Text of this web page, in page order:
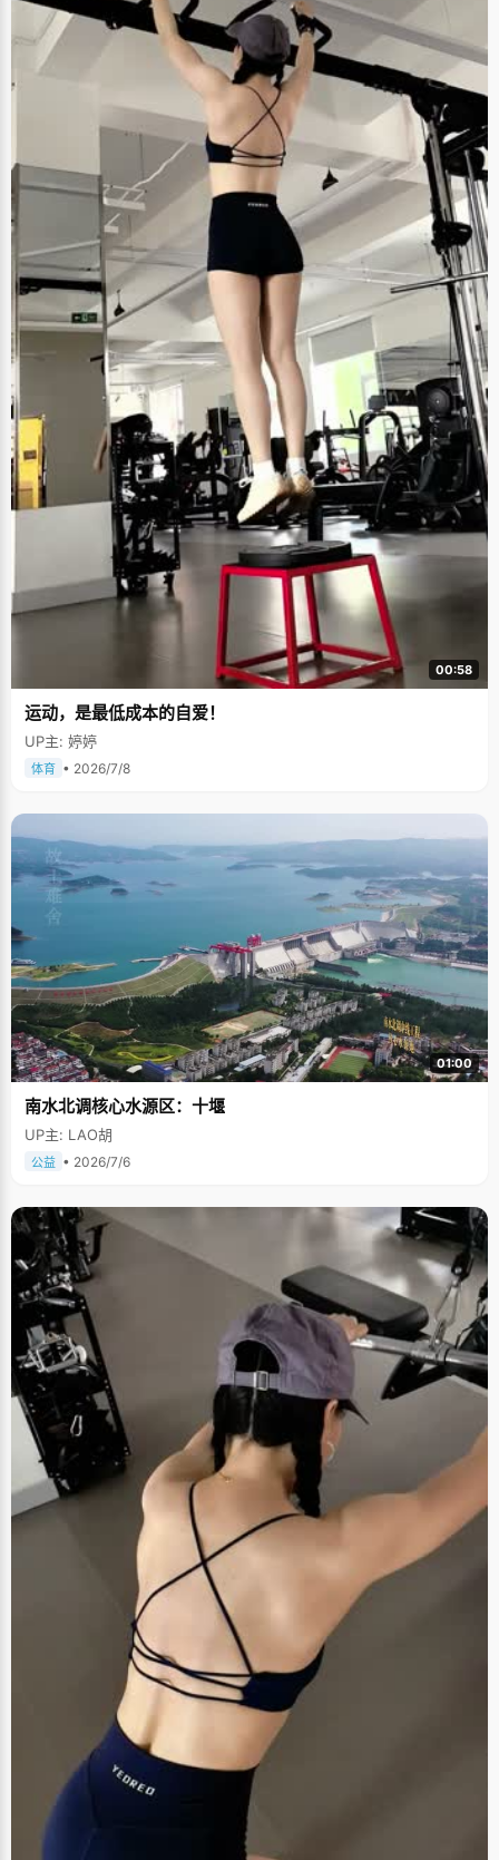
00:58
运动，是最低成本的自爱！
UP主: 婷婷
体育 • 2026/7/8
01:00
南水北调核心水源区：十堰
UP主: LAO胡
公益 • 2026/7/6